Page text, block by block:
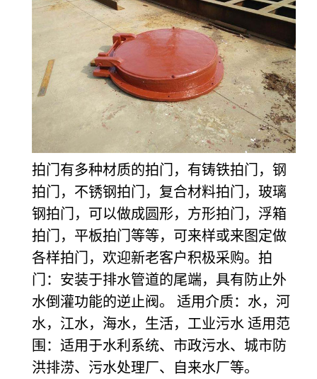
拍门有多种材质的拍门，有铸铁拍门，钢
拍门，不锈钢拍门，复合材料拍门，玻璃
钢拍门，可以做成圆形，方形拍门，浮箱
拍门，平板拍门等等，可来样或来图定做
各样拍门，欢迎新老客户积极采购。拍
门：安装于排水管道的尾端，具有防止外
水倒灌功能的逆止阀。 适用介质：水，河
水，江水，海水，生活，工业污水 适用范
围：适用于水利系统、市政污水、城市防
洪排涝、污水处理厂、自来水厂等。